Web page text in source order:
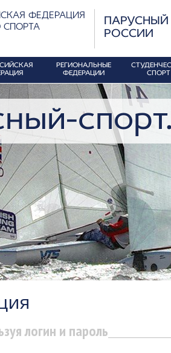
ФЕДЕРАЦИЯ
СПОРТА
ПАРУСНЫЙ
РОССИИ
РЕГИОНАЛЬНЫЕ
ФЕДЕРАЦИИ
СПОРТ
логин и пароль